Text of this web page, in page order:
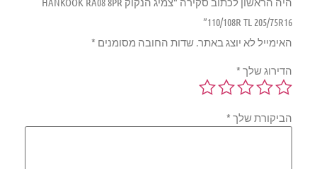
110/108R TL 205/75R16”
האימייל לא יוצג באתר.שדות החובה מסומנים*
הדירוג שלך*
הביקורת שלך*